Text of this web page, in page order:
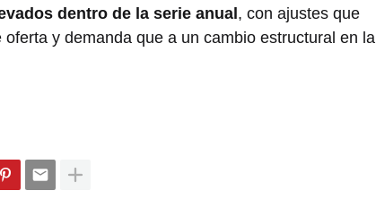
dentro de la serie anual , con ajustes que
y demanda que a un cambio estructural en la